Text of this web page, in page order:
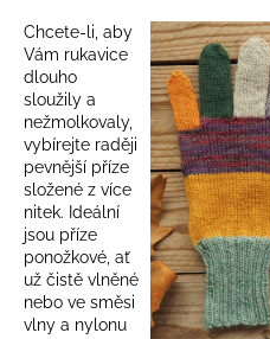
Chcete-li, aby
Vám rukavice
dlouho
sloužily a
nežmolkovaly,
vybírejte raději
pevnější příze
složené z více
nitek. Ideální
jsou příze
ponožkové, ať
už čistě vlněné
nebo ve směsi
vlny a nylonu
HLEDAT
D
o
p
o
r
u